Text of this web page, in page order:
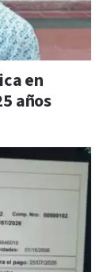
en
años